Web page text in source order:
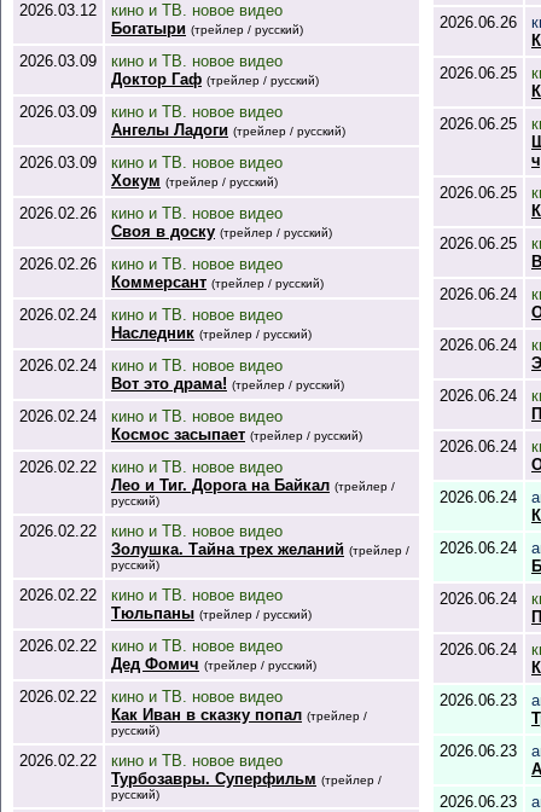
2026.03.12
кино и ТВ. новое видео
Богатыри (трейлер / русский)
2026.03.09
кино и ТВ. новое видео
Доктор Гаф (трейлер / русский)
2026.03.09
кино и ТВ. новое видео
Ангелы Ладоги (трейлер / русский)
2026.03.09
кино и ТВ. новое видео
Хокум (трейлер / русский)
2026.02.26
кино и ТВ. новое видео
Своя в доску (трейлер / русский)
2026.02.26
кино и ТВ. новое видео
Коммерсант (трейлер / русский)
2026.02.24
кино и ТВ. новое видео
Наследник (трейлер / русский)
2026.02.24
кино и ТВ. новое видео
Вот это драма! (трейлер / русский)
2026.02.24
кино и ТВ. новое видео
Космос засыпает (трейлер / русский)
2026.02.22
кино и ТВ. новое видео
Лео и Тиг. Дорога на Байкал (трейлер /
русский)
2026.02.22
кино и ТВ. новое видео
Золушка. Тайна трех желаний (трейлер /
русский)
2026.02.22
кино и ТВ. новое видео
Тюльпаны (трейлер / русский)
2026.02.22
кино и ТВ. новое видео
Дед Фомич (трейлер / русский)
2026.02.22
кино и ТВ. новое видео
Как Иван в сказку попал (трейлер /
русский)
2026.02.22
кино и ТВ. новое видео
Турбозавры. Суперфильм (трейлер /
русский)
2026.06.26
2026.06.25
2026.06.25
2026.06.25
2026.06.25
2026.06.24
2026.06.24
2026.06.24
2026.06.24
2026.06.24
2026.06.24
2026.06.24
2026.06.24
2026.06.23
2026.06.23
2026.06.23